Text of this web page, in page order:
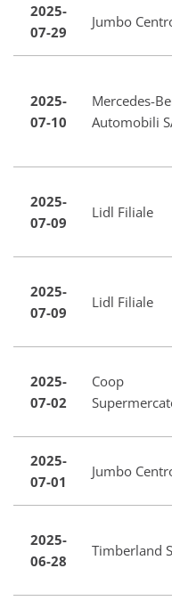
2025-
07-29
Jumbo
2025-
07-10
Mercedes-
Automobili
2025-
07-09
Lidl Filiale
2025-
07-09
Lidl Filiale
2025-
07-02
Coop
2025-
07-01
Jumbo
2025-
06-28
Timberland